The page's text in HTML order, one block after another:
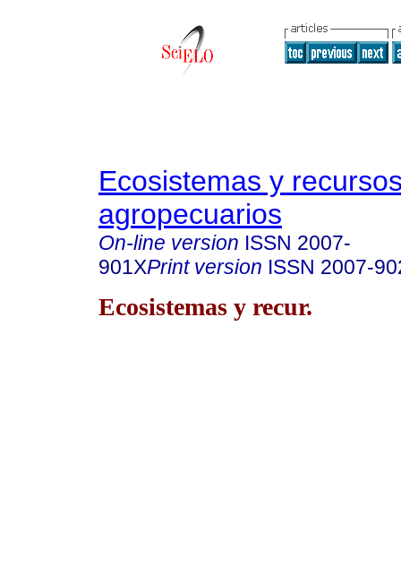
Ecosistemas y
agropecuarios
On-line version ISSN 2007-
901XPrint version ISSN 2007-
Ecosistemas y recur.